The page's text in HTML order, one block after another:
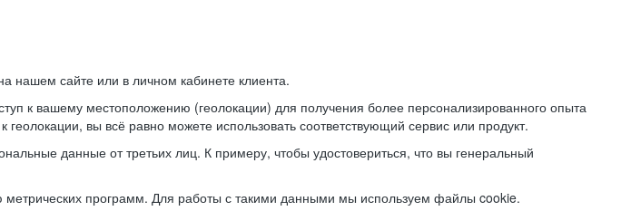
сайте или в личном кабинете клиента.
к вашему местоположению (геолокации) для получения более персонализированного опыта
вы всё равно можете использовать соответствующий сервис или продукт.
данные от третьих лиц. К примеру, чтобы удостовериться, что вы генеральный
программ. Для работы с такими данными мы используем файлы cookie.